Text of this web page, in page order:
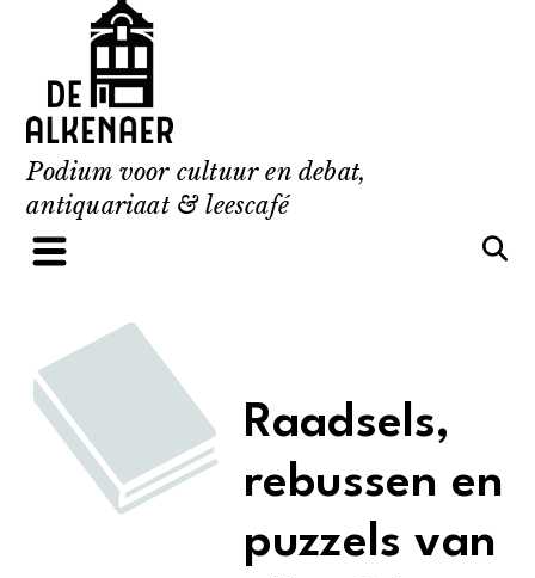
content
Podium voor cultuur en debat,
antiquariaat & leescafé
Raadsels,
rebussen en
puzzels van